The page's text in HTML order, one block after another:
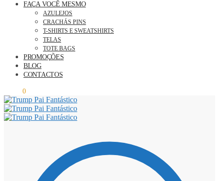
FAÇA VOCÊ MESMO
AZULEJOS
CRACHÁS PINS
T-SHIRTS E SWEATSHIRTS
TELAS
TOTE BAGS
PROMOÇÕES
BLOG
CONTACTOS
0